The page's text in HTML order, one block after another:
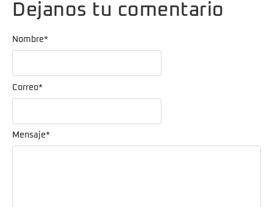
Dejanos tu comentario
Mensaje*
Nombre*
Correo*